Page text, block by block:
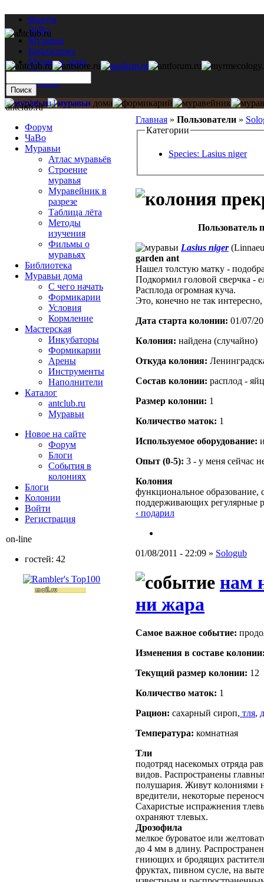
Форум
ЧаВо
Муравьи
Библиотека
Муравьи дома
Мастерская
Каталог
Главная » Пользователи »
Категории
Species: Lasius niger
Пользователь
Lasius niger
garden ant
Нашел толстую матку -
Подкормил головой сверчка -
Расплода огромная куча.
Это, конечно не так
Дата старта кoлонии: 01/07/
Кoлония: найдена (случайно)
Откуда кoлония:
Состав кoлонии: расплод -
Размер кoлонии: 1
Количество маток: 1
Используемое оборудование:
Опыт (0-5): 3 - у меня сейчас
Колония
функциональное образование,
поддерживающих регулярные
‹ подарил
01/08/2011 - 22:09 » Sologub
нам
ни жара
Самое важное событие:
Изменения в составе
Текущий размер кoлонии: 12
Количество маток: 1
Рацион: сахарный сироп, тля,
Температура: комнатная
Тли
подотряд насекомых отряда
видов. Распространены
полушария. Живут колониями
вредители, некоторые
Сахаристые испражнения
охраняют тлевых.
Дрозофила
мелкое буроватое или
до 4 мм в длину.
гниющих и бродящих
фруктах, пивном сусле, на
antclub.ru
Форум
ЧаВо
Муравьи
Атлас муравьёв
Строение
муравья
Муравейник в
разрезе
Таблица лёта
Методы
изучения
Фильмы о
муравьях
Библиотека
Муравьи дома
С чего начать
Формикарии
Условия
Кормление
Мастерская
Инкубаторы
Формикарии
Арены
Инструменты
Наполнители
Каталог
antclub.ru
Муравьи
Новое на сайте
Форум
Блоги
События в
колониях
Блоги
Колонии
Войти
Peгиcтpaция
on-line
гостей: 42